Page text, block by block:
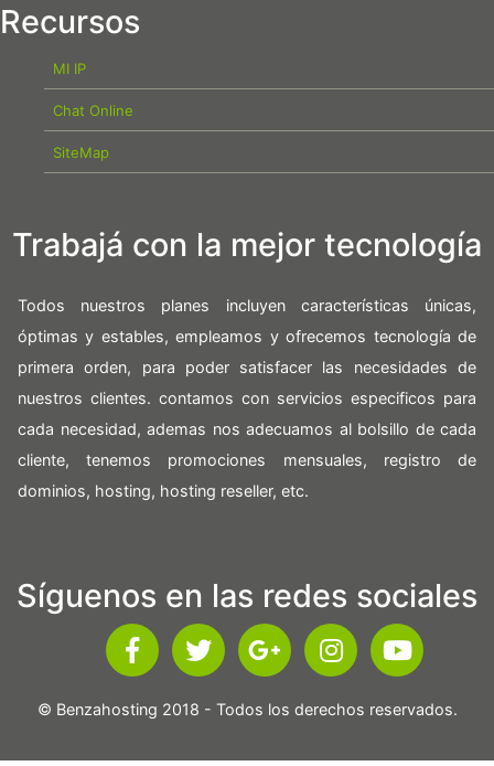
Recursos
MI IP
Chat Online
SiteMap
Trabajá con la mejor tecnología
Todos nuestros planes incluyen características únicas,
óptimas y estables, empleamos y ofrecemos tecnología de
primera orden, para poder satisfacer las necesidades de
nuestros clientes. contamos con servicios especificos para
cada necesidad, ademas nos adecuamos al bolsillo de cada
cliente, tenemos promociones mensuales, registro de
dominios, hosting, hosting reseller, etc.
Síguenos en las redes sociales
© Benzahosting 2018 - Todos los derechos reservados.